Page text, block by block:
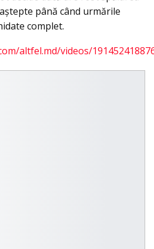
până când urmările
complet.
altfel.md/videos/